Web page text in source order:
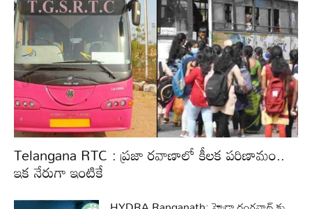
Telangana RTC : ప్రజా రవాణాలో కీలక పరిణామం..
ఇక నేరుగా ఇంటికే